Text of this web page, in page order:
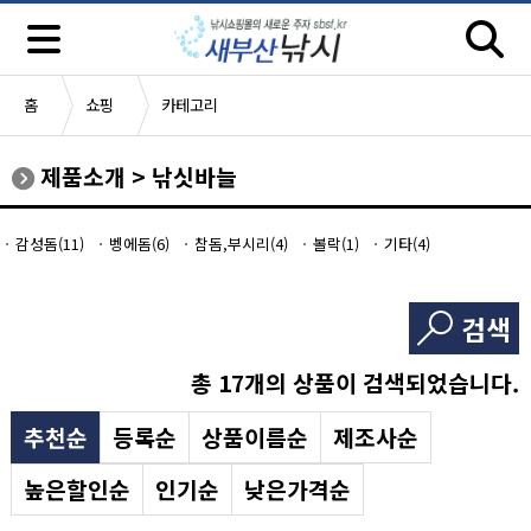
홈 쇼핑 카테고리
제품소개 > 낚싯바늘
감성돔(11) 벵에돔(6) 참돔,부시리(4) 볼락(1) 기타(4)
검색
총 17개의 상품이 검색되었습니다.
추천순
등록순 상품이름순
제조사순
높은할인순
인기순 낮은가격순